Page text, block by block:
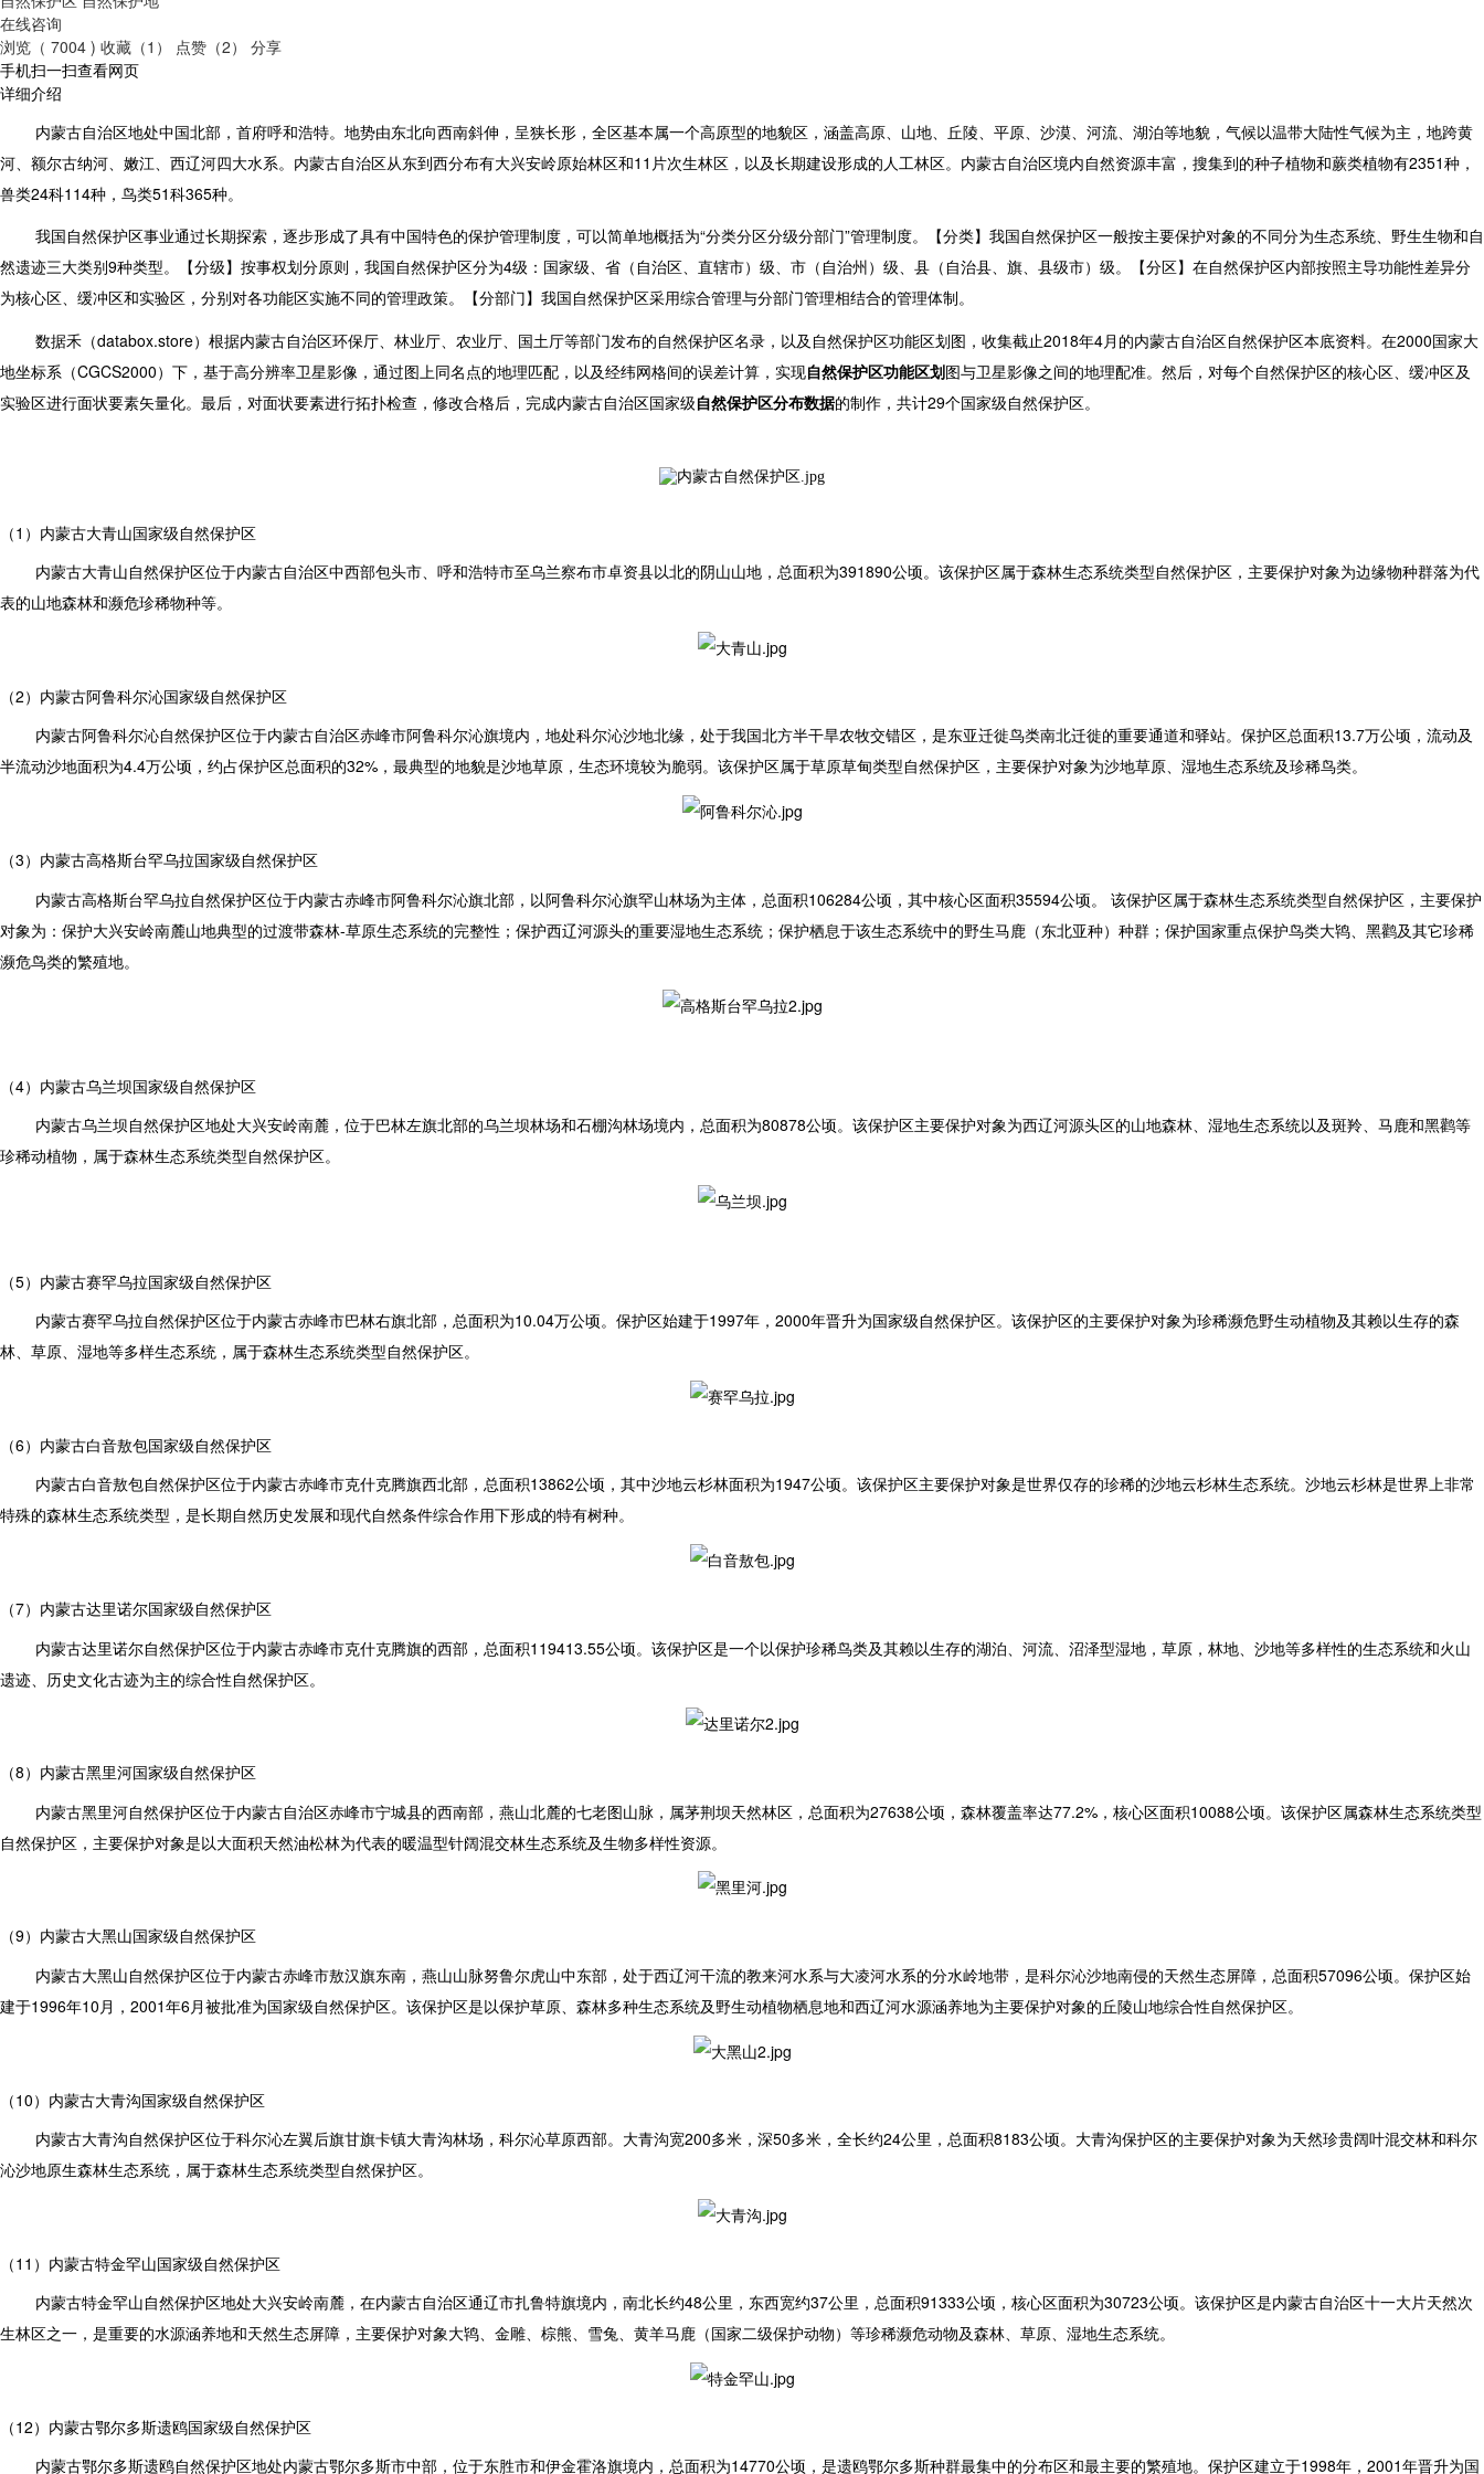
在线咨询
浏览（ 7004 ) 收藏（1） 点赞（2）
分享
手机扫一扫查看网页
详细介绍
内蒙古自治区地处中国北部，首府呼和浩特。地势由东北向西南斜伸，呈狭长形，全区基本属一个高原型的地貌区，涵盖高原、山地、丘陵、平原、沙漠、河流、湖泊等地貌，气候以温带大陆性气候为主，地跨黄
河、额尔古纳河、嫩江、西辽河四大水系。内蒙古自治区从东到西分布有大兴安岭原始林区和11片次生林区，以及长期建设形成的人工林区。内蒙古自治区境内自然资源丰富，搜集到的种子植物和蕨类植物有2351种，
兽类24科114种，鸟类51科365种。
我国自然保护区事业通过长期探索，逐步形成了具有中国特色的保护管理制度，可以简单地概括为“分类分区分级分部门”管理制度。【分类】我国自然保护区一般按主要保护对象的不同分为生态系统、野生生物和自
然遗迹三大类别9种类型。【分级】按事权划分原则，我国自然保护区分为4级：国家级、省（自治区、直辖市）级、市（自治州）级、县（自治县、旗、县级市）级。【分区】在自然保护区内部按照主导功能性差异分
为核心区、缓冲区和实验区，分别对各功能区实施不同的管理政策。【分部门】我国自然保护区采用综合管理与分部门管理相结合的管理体制。
数据禾（databox.store）根据内蒙古自治区环保厅、林业厅、农业厅、国土厅等部门发布的自然保护区名录，以及自然保护区功能区划图，收集截止2018年4月的内蒙古自治区自然保护区本底资料。在2000国家大
地坐标系（CGCS2000）下，基于高分辨率卫星影像，通过图上同名点的地理匹配，以及经纬网格间的误差计算，实现自然保护区功能区划图与卫星影像之间的地理配准。然后，对每个自然保护区的核心区、缓冲区及
实验区进行面状要素矢量化。最后，对面状要素进行拓扑检查，修改合格后，完成内蒙古自治区国家级自然保护区分布数据的制作，共计29个国家级自然保护区。
（1）内蒙古大青山国家级自然保护区
内蒙古大青山自然保护区位于内蒙古自治区中西部包头市、呼和浩特市至乌兰察布市卓资县以北的阴山山地，总面积为391890公顷。该保护区属于森林生态系统类型自然保护区，主要保护对象为边缘物种群落为代
表的山地森林和濒危珍稀物种等。
（2）内蒙古阿鲁科尔沁国家级自然保护区
内蒙古阿鲁科尔沁自然保护区位于内蒙古自治区赤峰市阿鲁科尔沁旗境内，地处科尔沁沙地北缘，处于我国北方半干旱农牧交错区，是东亚迁徙鸟类南北迁徙的重要通道和驿站。保护区总面积13.7万公顷，流动及
半流动沙地面积为4.4万公顷，约占保护区总面积的32%，最典型的地貌是沙地草原，生态环境较为脆弱。该保护区属于草原草甸类型自然保护区，主要保护对象为沙地草原、湿地生态系统及珍稀鸟类。
（3）内蒙古高格斯台罕乌拉国家级自然保护区
内蒙古高格斯台罕乌拉自然保护区位于内蒙古赤峰市阿鲁科尔沁旗北部，以阿鲁科尔沁旗罕山林场为主体，总面积106284公顷，其中核心区面积35594公顷。 该保护区属于森林生态系统类型自然保护区，主要保护
对象为：保护大兴安岭南麓山地典型的过渡带森林-草原生态系统的完整性；保护西辽河源头的重要湿地生态系统；保护栖息于该生态系统中的野生马鹿（东北亚种）种群；保护国家重点保护鸟类大鸨、黑鹳及其它珍稀
濒危鸟类的繁殖地。
（4）内蒙古乌兰坝国家级自然保护区
内蒙古乌兰坝自然保护区地处大兴安岭南麓，位于巴林左旗北部的乌兰坝林场和石棚沟林场境内，总面积为80878公顷。该保护区主要保护对象为西辽河源头区的山地森林、湿地生态系统以及斑羚、马鹿和黑鹳等
珍稀动植物，属于森林生态系统类型自然保护区。
（5）内蒙古赛罕乌拉国家级自然保护区
内蒙古赛罕乌拉自然保护区位于内蒙古赤峰市巴林右旗北部，总面积为10.04万公顷。保护区始建于1997年，2000年晋升为国家级自然保护区。该保护区的主要保护对象为珍稀濒危野生动植物及其赖以生存的森
林、草原、湿地等多样生态系统，属于森林生态系统类型自然保护区。
（6）内蒙古白音敖包国家级自然保护区
内蒙古白音敖包自然保护区位于内蒙古赤峰市克什克腾旗西北部，总面积13862公顷，其中沙地云杉林面积为1947公顷。该保护区主要保护对象是世界仅存的珍稀的沙地云杉林生态系统。沙地云杉林是世界上非常
特殊的森林生态系统类型，是长期自然历史发展和现代自然条件综合作用下形成的特有树种。
（7）内蒙古达里诺尔国家级自然保护区
内蒙古达里诺尔自然保护区位于内蒙古赤峰市克什克腾旗的西部，总面积119413.55公顷。该保护区是一个以保护珍稀鸟类及其赖以生存的湖泊、河流、沼泽型湿地，草原，林地、沙地等多样性的生态系统和火山
遗迹、历史文化古迹为主的综合性自然保护区。
（8）内蒙古黑里河国家级自然保护区
内蒙古黑里河自然保护区位于内蒙古自治区赤峰市宁城县的西南部，燕山北麓的七老图山脉，属茅荆坝天然林区，总面积为27638公顷，森林覆盖率达77.2%，核心区面积10088公顷。该保护区属森林生态系统类型
自然保护区，主要保护对象是以大面积天然油松林为代表的暖温型针阔混交林生态系统及生物多样性资源。
（9）内蒙古大黑山国家级自然保护区
内蒙古大黑山自然保护区位于内蒙古赤峰市敖汉旗东南，燕山山脉努鲁尔虎山中东部，处于西辽河干流的教来河水系与大凌河水系的分水岭地带，是科尔沁沙地南侵的天然生态屏障，总面积57096公顷。保护区始
建于1996年10月，2001年6月被批准为国家级自然保护区。该保护区是以保护草原、森林多种生态系统及野生动植物栖息地和西辽河水源涵养地为主要保护对象的丘陵山地综合性自然保护区。
（10）内蒙古大青沟国家级自然保护区
内蒙古大青沟自然保护区位于科尔沁左翼后旗甘旗卡镇大青沟林场，科尔沁草原西部。大青沟宽200多米，深50多米，全长约24公里，总面积8183公顷。大青沟保护区的主要保护对象为天然珍贵阔叶混交林和科尔
沁沙地原生森林生态系统，属于森林生态系统类型自然保护区。
（11）内蒙古特金罕山国家级自然保护区
内蒙古特金罕山自然保护区地处大兴安岭南麓，在内蒙古自治区通辽市扎鲁特旗境内，南北长约48公里，东西宽约37公里，总面积91333公顷，核心区面积为30723公顷。该保护区是内蒙古自治区十一大片天然次
生林区之一，是重要的水源涵养地和天然生态屏障，主要保护对象大鸨、金雕、棕熊、雪兔、黄羊马鹿（国家二级保护动物）等珍稀濒危动物及森林、草原、湿地生态系统。
（12）内蒙古鄂尔多斯遗鸥国家级自然保护区
内蒙古鄂尔多斯遗鸥自然保护区地处内蒙古鄂尔多斯市中部，位于东胜市和伊金霍洛旗境内，总面积为14770公顷，是遗鸥鄂尔多斯种群最集中的分布区和最主要的繁殖地。保护区建立于1998年，2001年晋升为国